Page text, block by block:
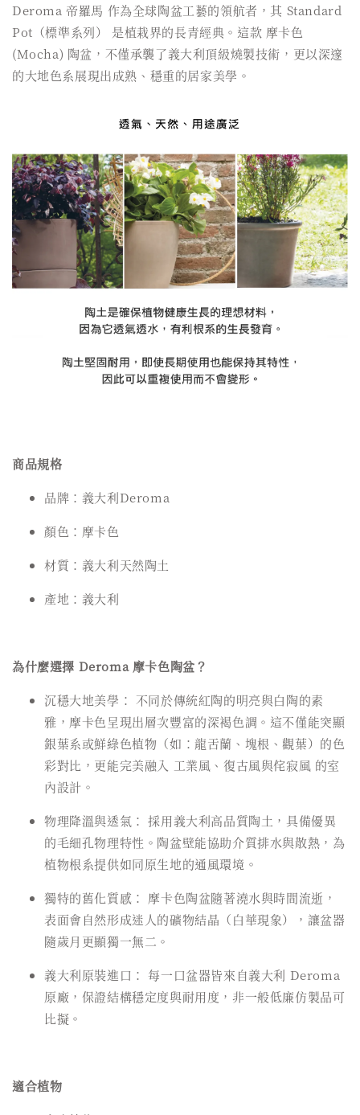
Deroma 帝羅馬 作為全球陶盆工藝的領航者，其 Standard
Pot（標準系列） 是植栽界的長青經典。這款 摩卡色
(Mocha) 陶盆，不僅承襲了義大利頂級燒製技術，更以深邃
的大地色系展現出成熟、穩重的居家美學。
商品規格
品牌：義大利Deroma
顏色：摩卡色
材質：義大利天然陶土
產地：義大利
為什麼選擇 Deroma 摩卡色陶盆？
沉穩大地美學： 不同於傳統紅陶的明亮與白陶的素
雅，摩卡色呈現出層次豐富的深褐色調。這不僅能突顯
銀葉系或鮮綠色植物（如：龍舌蘭、塊根、觀葉）的色
彩對比，更能完美融入 工業風、復古風與侘寂風 的室
內設計。
物理降溫與透氣： 採用義大利高品質陶土，具備優異
的毛細孔物理特性。陶盆壁能協助介質排水與散熱，為
植物根系提供如同原生地的通風環境。
獨特的舊化質感： 摩卡色陶盆隨著澆水與時間流逝，
表面會自然形成迷人的礦物結晶（白華現象），讓盆器
隨歲月更顯獨一無二。
義大利原裝進口： 每一口盆器皆來自義大利 Deroma
原廠，保證結構穩定度與耐用度，非一般低廉仿製品可
比擬。
適合植物